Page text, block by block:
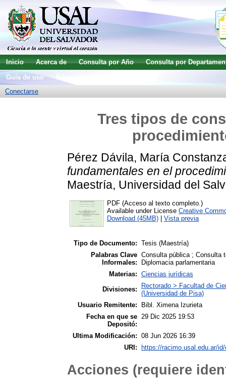
Inicio Acerca de Consulta por Año
Consulta por
Guía de uso
Conectarse
Tres tipos de
Pérez Dávila, María
fundamentales en el
Maestría, Universidad del
PDF (Acceso al texto completo.)
Available under License Creative
Download (45MB)
Vista previa
Tipo de Documento: Tesis (Maestría)
Palabras Clave
Informales:
Consulta pública ; Consulta
Diplomacia parlamentaria
Materias: Ciencias jurídicas
Divisiones:
Rectorado > Facultad de
(Universidad de Pisa)
Usuario Remitente:
Bibl. Ximena Izurieta
Fecha en que se
Depositó:
29 Dic 2025 19:53
Ultima Modificación: 08 Jun 2026 16:39
URI:
https://racimo.usal.edu.ar/
Acciones (requiere